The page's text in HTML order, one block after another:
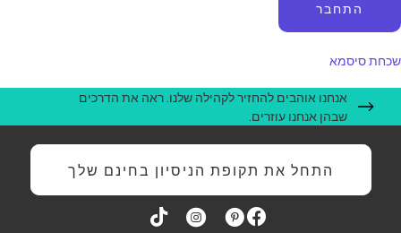
סיסמא
אנחנו אוהבים להחזיר לקהילה שלנו. ראה את הדרכים
שבהן אנחנו עוזרים.
התחל את תקופת הניסיון בחינם שלך